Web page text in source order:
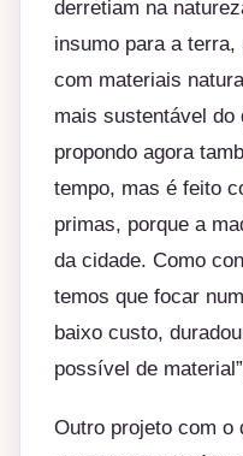
derretiam na
insumo para a
com materiais
mais sustentável do
propondo agora
tempo, mas é feito
primas, porque a
da cidade. Como
temos que focar
baixo custo,
possível de
Outro projeto com o